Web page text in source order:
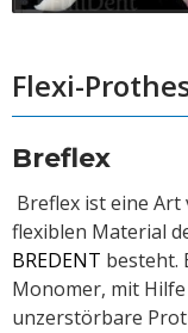
Flexi-
Breflex
Breflex ist eine
flexiblen Material
BREDENT besteht.
Monomer, mit
unzerstörbare